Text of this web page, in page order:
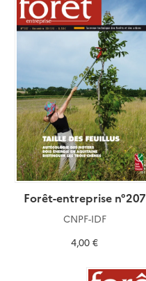
Forêt-entreprise n°207
CNPF-IDF
4,00 €